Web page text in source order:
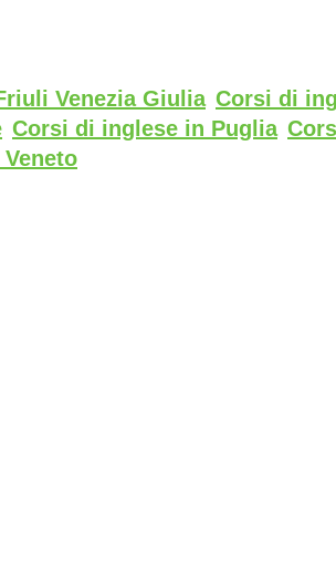
Venezia Giulia Corsi di
Corsi di inglese in Puglia